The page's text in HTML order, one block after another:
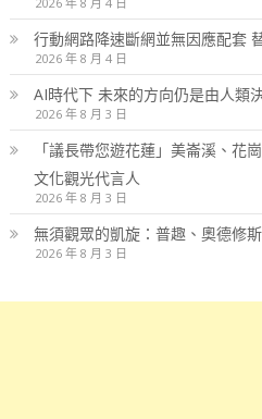
行動網路降速斷網並無因應配套
2026 年 8 月 4 日
AI時代下 未來的方向仍是由人類
2026 年 8 月 3 日
「議長帶您遊花蓮」美崙溪、花
文化觀光代言人
2026 年 8 月 3 日
無須觀眾的凱旋：普趣、奧德修
2026 年 8 月 3 日